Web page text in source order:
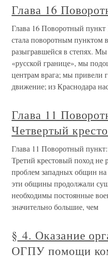
Глава 16
Глава 16 Поворотный пункт
стала поворотным пунктом
разыгравшейся в степях.
«русской границе», мы
центрам врага; мы
движение; из Краснодара
Глава 11
Четвертый
Глава 11 Поворотный
Третий крестовый поход
проблем западных общин
эти общины продолжали
необходимы постоянные
значительно большие, чем
§ 4. Оказание
ОГПУ помощи